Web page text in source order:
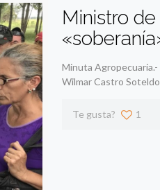
Ministro
Minuta
Wilmar Castro
Te gusta? 1